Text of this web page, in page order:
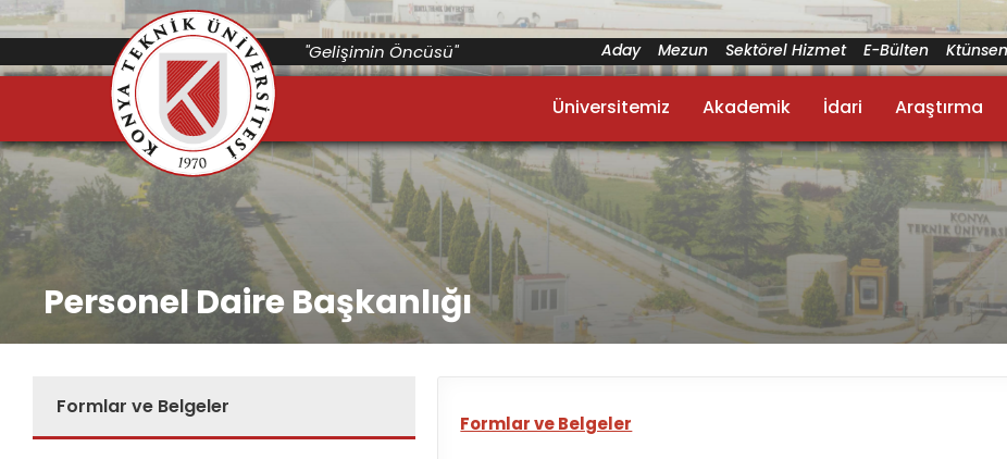
"Gelişimin Öncüsü" Aday Mezun Sektörel Hizmet E-Bülten
Üniversitemiz Akademik İdari Araştırma
Personel Daire Başkanlığı
Formlar ve Belgeler
Formlar ve Belgeler